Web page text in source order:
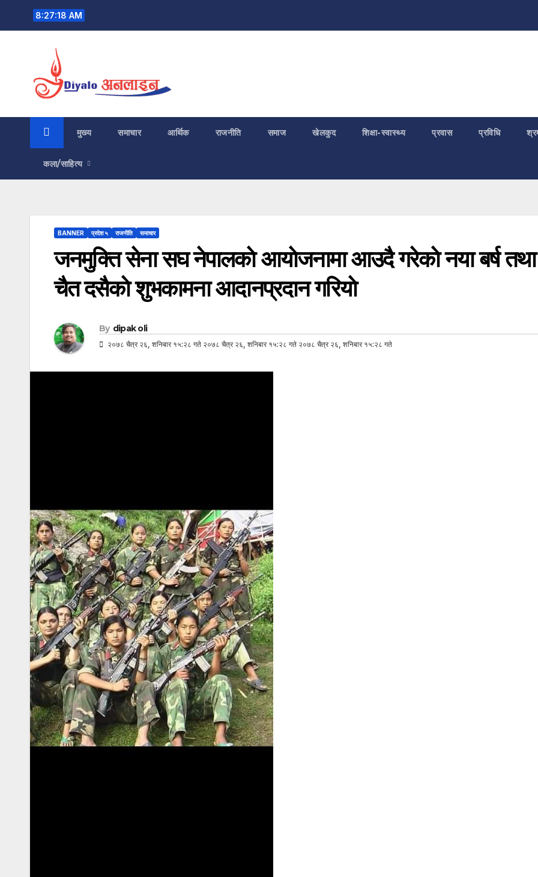
8:27:19 AM
मुख्य समाचार आर्थिक राजनीति समाज खेलकुद शिक्षा-स्वास्थ्य प्रवास प्रविधि
कला/साहित्य
BANNER प्रदेश ५ राजनीति समाचार
जनमुक्ति सेना सघ नेपालकाे आयाेजनामा आउदै गरेकाे नया बर्ष तथा
चैत दसैकाे शुभकामना आदानप्रदान गरियाे
By dipak oli
२०७८ चैत्र २६, शनिबार १५:२८ गते २०७८ चैत्र २६, शनिबार १५:२८ गते २०७८ चैत्र २६, शनिबार १५:२८ गते